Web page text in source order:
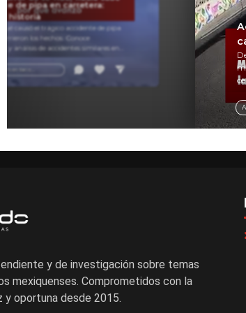
de pipa en carretera:
e historia
qué causó el trágico accidente de pipa
los hechos. Conoce
y análisis de accidentes similares en
entender estos sucesos.
y de investigación sobre temas
mexiquenses. Comprometidos con la
y oportuna desde 2015.